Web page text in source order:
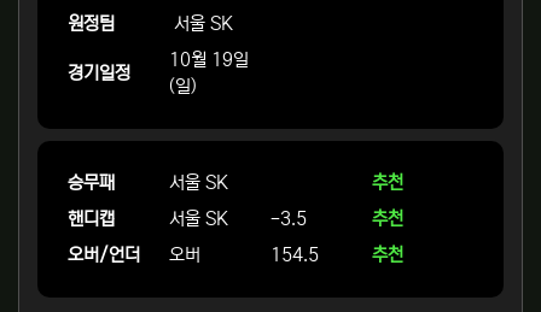
원정팀
서울 SK
경기일정
10월 19일
(일)
승무패 서울 SK
추천
핸디캡
서울 SK -3.5
추천
오버/언더
오버 154.5 추천